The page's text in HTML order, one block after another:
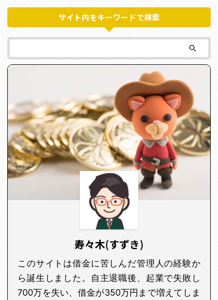
サイト内をキーワードで検索
寿々木(すずき)
このサイトは借金に苦しんだ管理人の経験か
ら誕生しました。自主退職後、起業で失敗し
700万を失い、借金が350万円まで増えてしま